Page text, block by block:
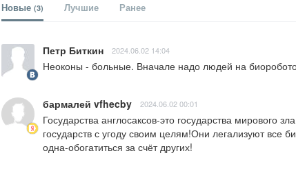
Новые (3) Лучшие Ранее
Петр Биткин 2024.06.02 14:04
Неоконы - больные. Вначале надо людей на
бармалей vfhecby 2024.06.02 00:01
Государства англосаксов-это государства мирового
государств с угоду своим целям!Они легализуют все
одна-обогатиться за счёт других!